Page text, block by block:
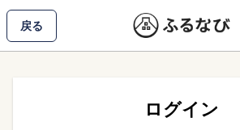
戻る
ログイン